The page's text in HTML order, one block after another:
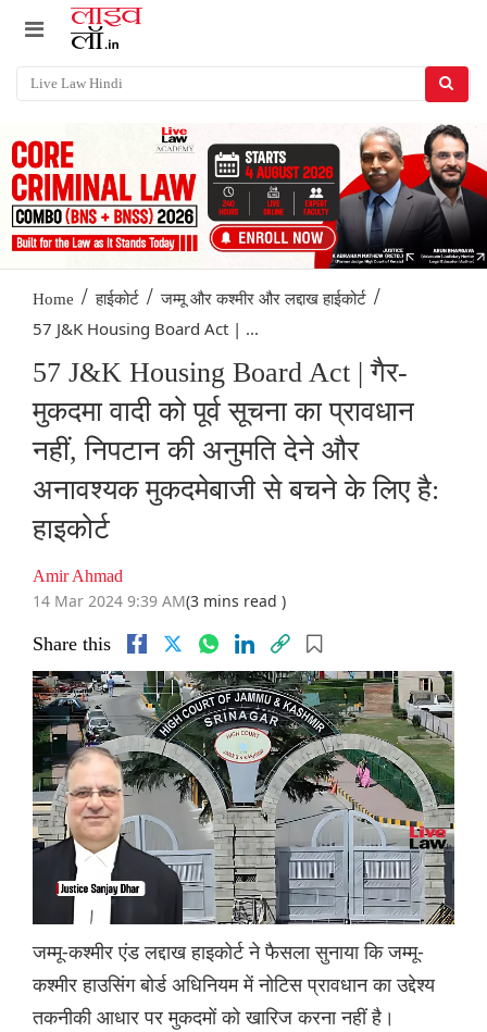
Home / हाईकोर्ट / जम्मू और कश्मीर और लद्दाख हाईकोर्ट /
57 J&K Housing Board Act | ...
57 J&K Housing Board Act | गैर-
मुकदमा वादी को पूर्व सूचना का प्रावधान
नहीं, निपटान की अनुमति देने और
अनावश्यक मुकदमेबाजी से बचने के लिए है:
हाइकोर्ट
Amir Ahmad
14 Mar 2024 9:39 AM(3 mins read )
Share this
जम्मू-कश्मीर एंड लद्दाख हाइकोर्ट ने फैसला सुनाया कि जम्मू-
कश्मीर हाउसिंग बोर्ड अधिनियम में नोटिस प्रावधान का उद्देश्य
तकनीकी आधार पर मुकदमों को खारिज करना नहीं है।